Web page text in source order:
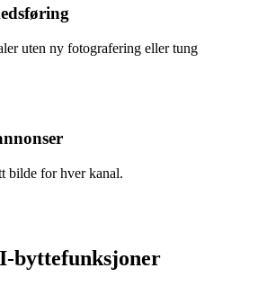
uten ny fotografering eller tung
bilde for hver kanal.
byttefunksjoner